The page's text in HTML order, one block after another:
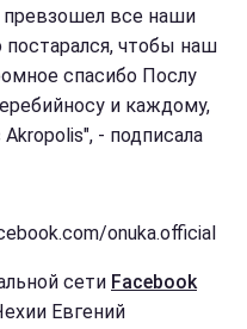
все наши
чтобы наш
спасибо Послу
и каждому,
- подписала
onuka.official
сети Facebook
Евгений